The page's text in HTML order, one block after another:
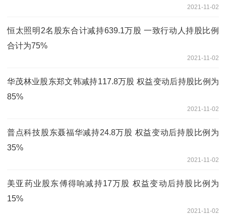
2021-11-02
恒太照明2名股东合计减持639.1万股 一致行动人持股比例
合计为75%
2021-11-02
华茂林业股东郑文韩减持117.8万股 权益变动后持股比例为
85%
2021-11-02
普点科技股东聂福华减持24.8万股 权益变动后持股比例为
35%
2021-11-02
美亚药业股东傅得响减持17万股 权益变动后持股比例为
15%
2021-11-02